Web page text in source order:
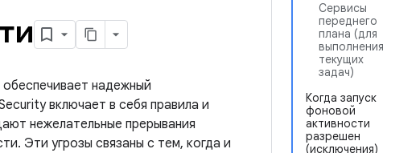
Сервисы
переднего
плана (для
выполнения
текущих
задач)
Когда запуск
фоновой
активности
разрешен
(исключения)
надежный
включает в себя правила и
нежелательные прерывания
Эти угрозы связаны с тем, когда и